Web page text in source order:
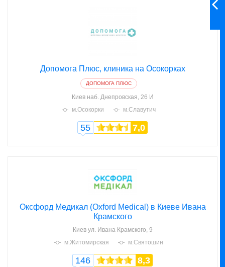
Допомога Плюс, клиника на Осокорках
ДОПОМОГА ПЛЮС
Киев наб. Днепровская, 26 И
м.Осокорки
м.Славутич
55 7,0
Оксфорд Медикал (Oxford Medical) в Киеве Ивана
Крамского
Киев ул. Ивана Крамского, 9
м.Житомирская
м.Святошин
146 8,3